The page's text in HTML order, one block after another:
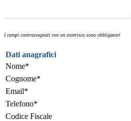
I campi contrassegnati con un asterisco sono obbligatori
Dati anagrafici
Nome*
Cognome*
Email*
Telefono*
Codice Fiscale